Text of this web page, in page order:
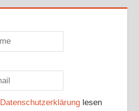
Datenschutzerklärunglesen